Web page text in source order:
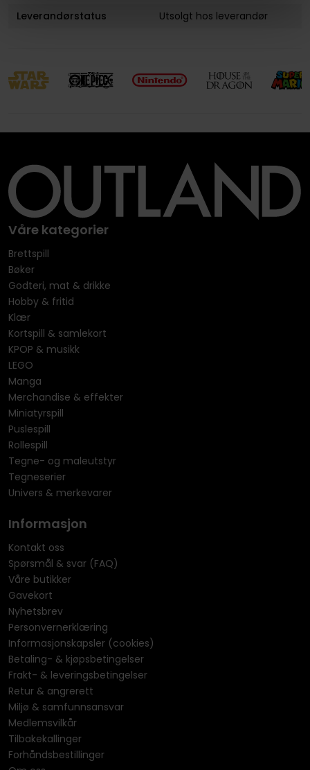
Leverandørstatus
Utsolgt hos leverandør
Våre kategorier
Brettspill
Bøker
Godteri, mat & drikke
Hobby & fritid
Klær
Kortspill & samlekort
KPOP & musikk
LEGO
Manga
Merchandise & effekter
Miniatyrspill
Puslespill
Rollespill
Tegne- og maleutstyr
Tegneserier
Univers & merkevarer
Informasjon
Kontakt oss
Spørsmål & svar (FAQ)
Våre butikker
Gavekort
Nyhetsbrev
Personvernerklæring
Informasjonskapsler (cookies)
Betaling- & kjøpsbetingelser
Frakt- & leveringsbetingelser
Retur & angrerett
Miljø & samfunnsansvar
Medlemsvilkår
Tilbakekallinger
Forhåndsbestillinger